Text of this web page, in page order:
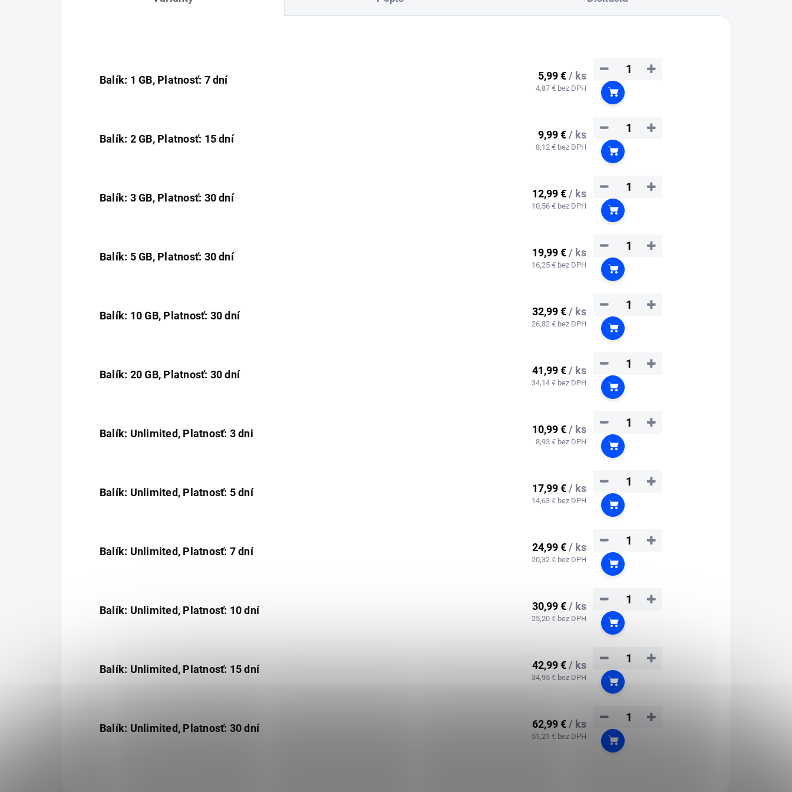
Balík: 1 GB, Platnosť: 7 dní 5,99 €/ ks
4,87 € bez DPH
+
−
Do košíka
Balík: 2 GB, Platnosť: 15 dní 9,99 €/ ks
8,12 € bez DPH
+
−
Do košíka
Balík: 3 GB, Platnosť: 30 dní 12,99 €/ ks
10,56 € bez DPH
+
−
Do košíka
Balík: 5 GB, Platnosť: 30 dní 19,99 €/ ks
16,25 € bez DPH
+
−
Do košíka
Balík: 10 GB, Platnosť: 30 dní 32,99 €/ ks
26,82 € bez DPH
+
−
Do košíka
Balík: 20 GB, Platnosť: 30 dní 41,99 €/ ks
34,14 € bez DPH
+
−
Do košíka
Balík: Unlimited, Platnosť: 3 dni 10,99 €/ ks
8,93 € bez DPH
+
−
Do košíka
Balík: Unlimited, Platnosť: 5 dní 17,99 €/ ks
14,63 € bez DPH
+
−
Do košíka
Balík: Unlimited, Platnosť: 7 dní 24,99 €/ ks
20,32 € bez DPH
+
−
Do košíka
Balík: Unlimited, Platnosť: 10 dní 30,99 €/ ks
25,20 € bez DPH
+
−
Do košíka
Balík: Unlimited, Platnosť: 15 dní 42,99 €/ ks
34,95 € bez DPH
+
−
Do košíka
Balík: Unlimited, Platnosť: 30 dní 62,99 €/ ks
51,21 € bez DPH
+
−
Do košíka